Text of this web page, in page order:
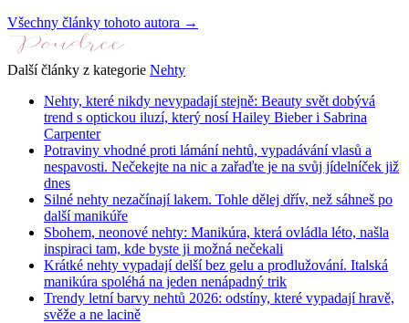
Všechny články tohoto autora →
Další články z kategorie Nehty
Nehty, které nikdy nevypadají stejně: Beauty svět dobývá
trend s optickou iluzí, který nosí Hailey Bieber i Sabrina
Carpenter
Potraviny vhodné proti lámání nehtů, vypadávání vlasů a
nespavosti. Nečekejte na nic a zařaďte je na svůj jídelníček již
dnes
Silné nehty nezačínají lakem. Tohle dělej dřív, než sáhneš po
další manikúře
Sbohem, neonové nehty: Manikúra, která ovládla léto, našla
inspiraci tam, kde byste ji možná nečekali
Krátké nehty vypadají delší bez gelu a prodlužování. Italská
manikúra spoléhá na jeden nenápadný trik
Trendy letní barvy nehtů 2026: odstíny, které vypadají hravě,
svěže a ne lacině